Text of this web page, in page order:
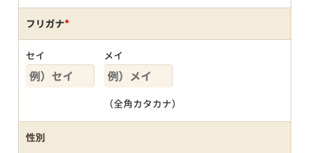
フリガナ*
セイ メイ
（全角カタカナ）
性別